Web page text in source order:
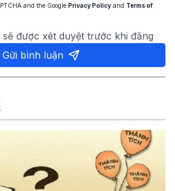
and the Google Privacy Policy and Terms of
được xét duyệt trước khi đăng
Gửi bình luận